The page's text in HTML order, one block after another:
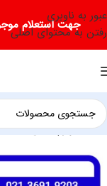
عبور به ناوبری
رفتن به محتوای اصلی
جهت استعلام
خانه لوازم یدکی